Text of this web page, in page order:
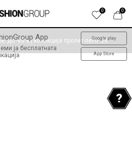
0
0
App
ја бесплатната
Google play
App Store
-60% | колекција пролет-лето '26